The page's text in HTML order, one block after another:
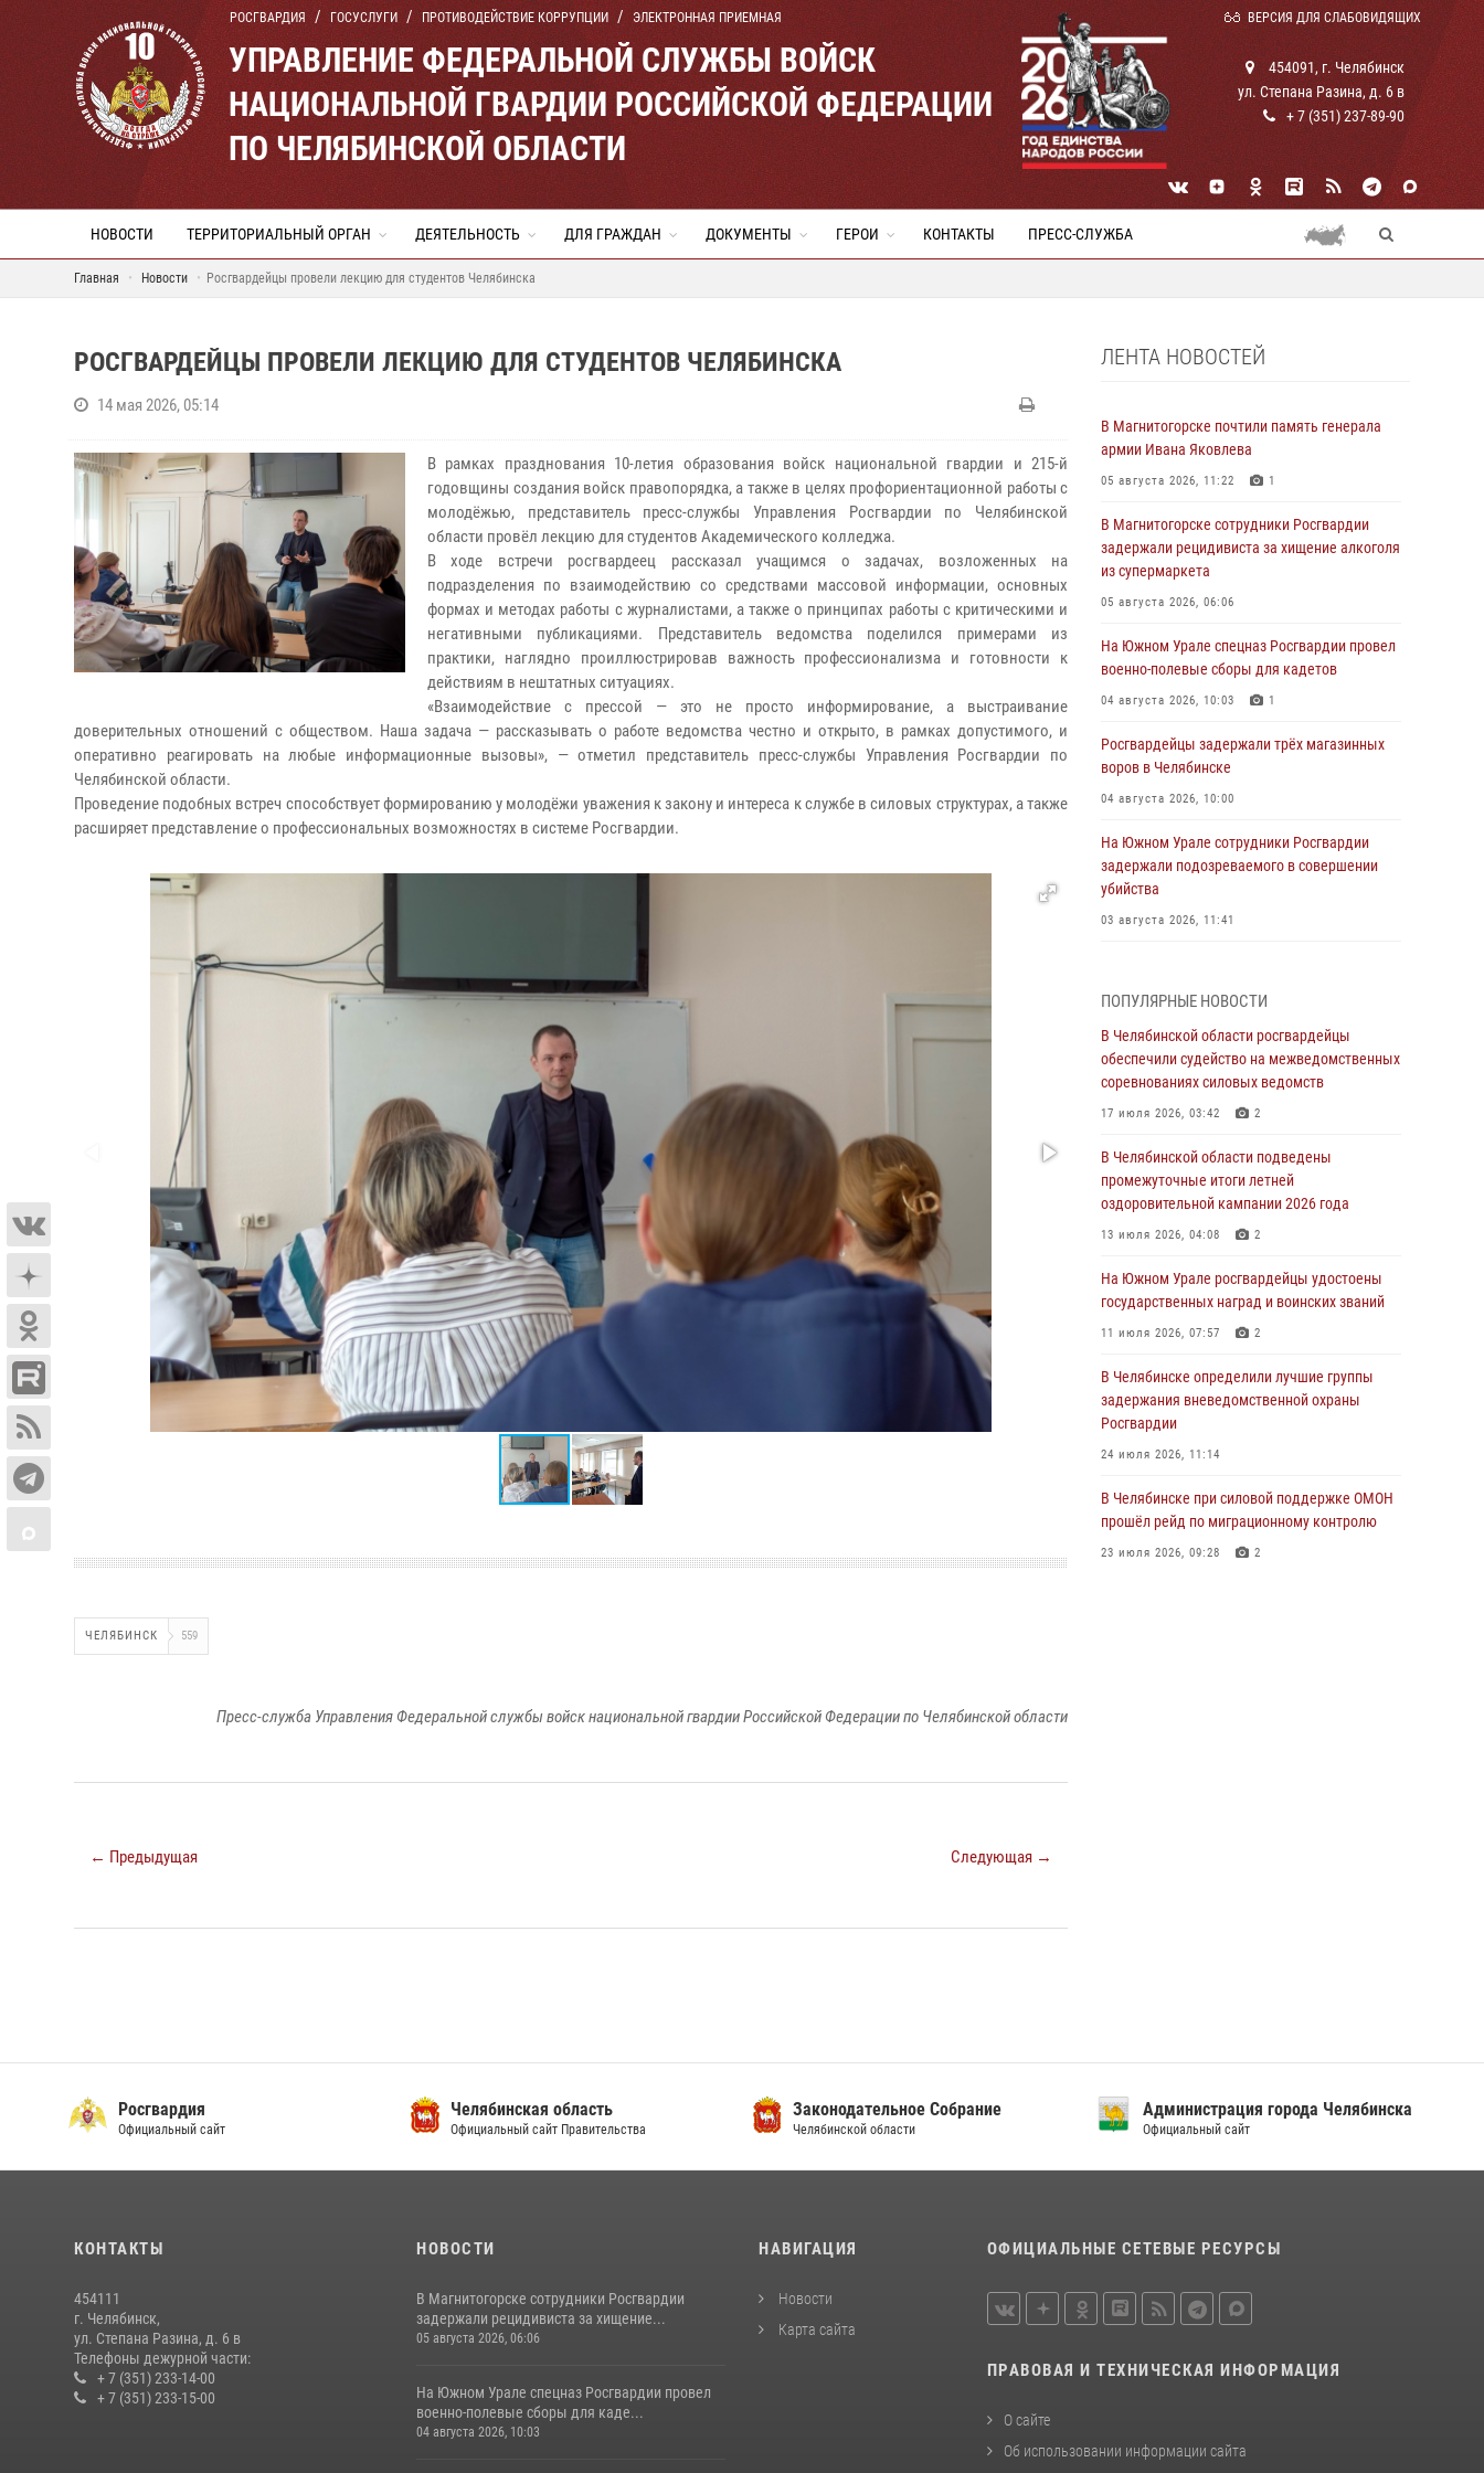
РОСГВАРДИЯ ГОСУСЛУГИ ПРОТИВОДЕЙСТВИЕ КОРРУПЦИИ ЭЛЕКТРОННАЯ ПРИЕМНАЯ ВЕРСИЯ ДЛЯ СЛАБОВИДЯЩИХ
УПРАВЛЕНИЕ ФЕДЕРАЛЬНОЙ СЛУЖБЫ ВОЙСК
НАЦИОНАЛЬНОЙ ГВАРДИИ РОССИЙСКОЙ ФЕДЕРАЦИИ
ПО ЧЕЛЯБИНСКОЙ ОБЛАСТИ
454091, г. Челябинск
ул. Степана Разина, д. 6 в
+ 7 (351) 237-89-90
НОВОСТИ ТЕРРИТОРИАЛЬНЫЙ ОРГАН ДЕЯТЕЛЬНОСТЬ ДЛЯ ГРАЖДАН ДОКУМЕНТЫ ГЕРОИ КОНТАКТЫ ПРЕСС-СЛУЖБА
Главная Новости Росгвардейцы провели лекцию для студентов Челябинска
РОСГВАРДЕЙЦЫ ПРОВЕЛИ ЛЕКЦИЮ ДЛЯ СТУДЕНТОВ ЧЕЛЯБИНСКА
14 мая 2026, 05:14
В рамках празднования 10-летия образования войск национальной гвардии и 215-й
годовщины создания войск правопорядка, а также в целях профориентационной работы с
молодёжью, представитель пресс-службы Управления Росгвардии по Челябинской
области провёл лекцию для студентов Академического колледжа.
В ходе встречи росгвардеец рассказал учащимся о задачах, возложенных на
подразделения по взаимодействию со средствами массовой информации, основных
формах и методах работы с журналистами, а также о принципах работы с критическими и
негативными публикациями. Представитель ведомства поделился примерами из
практики, наглядно проиллюстрировав важность профессионализма и готовности к
действиям в нештатных ситуациях.
«Взаимодействие с прессой — это не просто информирование, а выстраивание
доверительных отношений с обществом. Наша задача — рассказывать о работе ведомства честно и открыто, в рамках допустимого, и
оперативно реагировать на любые информационные вызовы», — отметил представитель пресс-службы Управления Росгвардии по
Челябинской области.
Проведение подобных встреч способствует формированию у молодёжи уважения к закону и интереса к службе в силовых структурах, а также
расширяет представление о профессиональных возможностях в системе Росгвардии.
ЧЕЛЯБИНСК 559
Пресс-служба Управления Федеральной службы войск национальной гвардии Российской Федерации по Челябинской области
← Предыдущая Следующая →
ЛЕНТА НОВОСТЕЙ
В Магнитогорске почтили память генерала
армии Ивана Яковлева
05 августа 2026, 11:22 1
В Магнитогорске сотрудники Росгвардии
задержали рецидивиста за хищение алкоголя
из супермаркета
05 августа 2026, 06:06
На Южном Урале спецназ Росгвардии провел
военно-полевые сборы для кадетов
04 августа 2026, 10:03 1
Росгвардейцы задержали трёх магазинных
воров в Челябинске
04 августа 2026, 10:00
На Южном Урале сотрудники Росгвардии
задержали подозреваемого в совершении
убийства
03 августа 2026, 11:41
грабеже
03 августа 2026, 11:25
Росгвардейцы обеспечили безопасность
празднования Дня ВДВ на Южном Урале
Авиация Росгвардии совершила более 250
санитарных вылетов в Донецкой Народной
Республике
Росгвардия обеспечивает безопасность
граждан на южном направлении
В Уральском округе Росгвардии состоялось
заседание оперативного штаба
30 июля 2026, 10:53
ПОПУЛЯРНЫЕ НОВОСТИ
В Челябинской области росгвардейцы
обеспечили судейство на межведомственных
соревнованиях силовых ведомств
17 июля 2026, 03:42 2
В Челябинской области подведены
промежуточные итоги летней
оздоровительной кампании 2026 года
13 июля 2026, 04:08 2
На Южном Урале росгвардейцы удостоены
государственных наград и воинских званий
11 июля 2026, 07:57 2
В Челябинске определили лучшие группы
задержания вневедомственной охраны
Росгвардии
24 июля 2026, 11:14
В Челябинске при силовой поддержке ОМОН
прошёл рейд по миграционному контролю
23 июля 2026, 09:28 2
В Челябинской области росгвардейцы
посвященных Дню семьи, любви и верности
08 июля 2026, 12:05
Росгвардия
Официальный сайт
Челябинская область
Официальный сайт Правительства
Законодательное Собрание
Челябинской области
Администрация города Челябинска
Официальный сайт
КОНТАКТЫ
454111
г. Челябинск,
ул. Степана Разина, д. 6 в
Телефоны дежурной части:
+ 7 (351) 233-14-00
+ 7 (351) 233-15-00
НОВОСТИ
В Магнитогорске сотрудники Росгвардии
задержали рецидивиста за хищение...
05 августа 2026, 06:06
На Южном Урале спецназ Росгвардии провел
военно-полевые сборы для каде...
04 августа 2026, 10:03
НАВИГАЦИЯ
Новости
Карта сайта
ОФИЦИАЛЬНЫЕ СЕТЕВЫЕ РЕСУРСЫ
ПРАВОВАЯ И ТЕХНИЧЕСКАЯ ИНФОРМАЦИЯ
О сайте
Об использовании информации сайта